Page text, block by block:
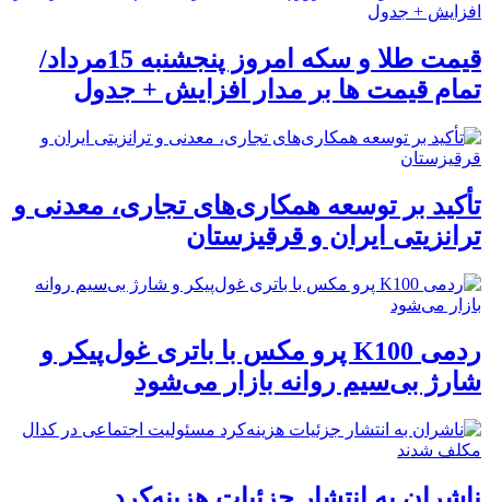
قیمت طلا و سکه امروز پنجشنبه 15مرداد/
تمام قیمت ها بر مدار افزایش + جدول
تأکید بر توسعه همکاری‌های تجاری، معدنی و
ترانزیتی ایران و قرقیزستان
ردمی K100 پرو مکس با باتری غول‌پیکر و
شارژ بی‌سیم روانه بازار می‌شود